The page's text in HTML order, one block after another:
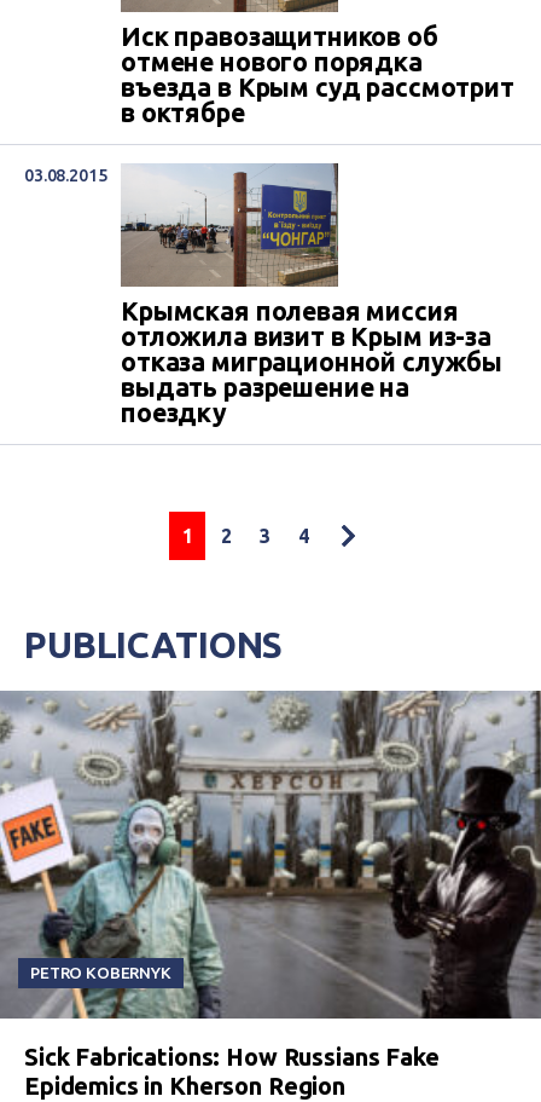
Иск правозащитников об
отмене нового порядка
въезда в Крым суд рассмотрит
в октябре
03.08.2015
Крымская полевая миссия
отложила визит в Крым из-за
отказа миграционной службы
выдать разрешение на
поездку
1 2 3 4
PUBLICATIONS
PETRO KOBERNYK
Sick Fabrications: How Russians Fake
Epidemics in Kherson Region